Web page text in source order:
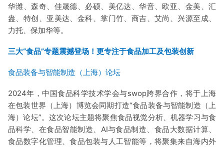
华潍、森奇、佳晟德、必硕、美亿达、华音、欧亚、金美、汇
盎、特创、亚美达、金科、掌门竹、商吉、艾尚、兴源至成、
力托、保加华等。
三大“食品”专题震撼登场！更专注于食品加工及包装创新
食品装备与智能制造（上海）论坛
2024年，中国食品科学技术学会与swop跨界合作，将于上海
在包装世界（上海）博览会同期打造“食品装备与智能制造（上
海）论坛”。这次论坛主题将聚焦食品视觉分析、机器学习与食
品科学、在食品智能制造、AI与食品制造、食品大数据计算、
食品数字化管理、食品包装与人工智能等，将聚集来自海内外